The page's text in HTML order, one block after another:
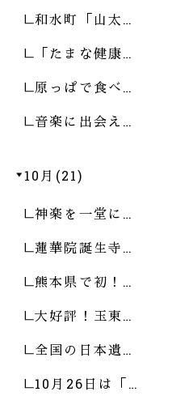
和水町「山太…
「たまな健康…
原っぱで食べ…
音楽に出会え…
10月(21)
神楽を一堂に…
蓮華院誕生寺…
熊本県で初！…
大好評！玉東…
全国の日本遺…
10月26日は「…